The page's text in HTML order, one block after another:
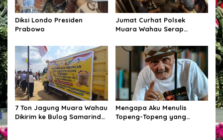
Diksi Londo Presiden
Prabowo
Jumat Curhat Polsek
Muara Wahau Serap
dan Bahaya Narkoba Jadi
Perhatian
7 Ton Jagung Muara Wahau
Dikirim ke Bulog Samarinda!
Mengapa Aku Menulis
Topeng-Topeng yang